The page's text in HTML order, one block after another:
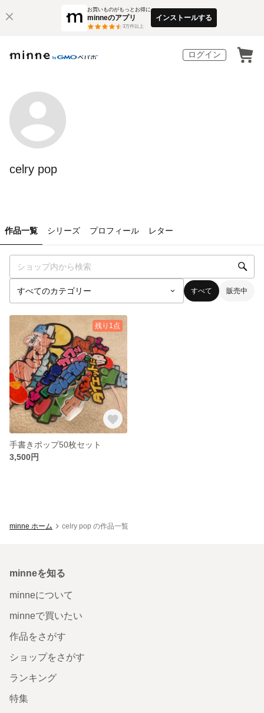
お買いものがもっとお得に
minneのアプリ
3万件以上
インストールする
ログイン
celry pop
作品一覧 シリーズ プロフィール レター
すべて 販売中
残り1点
手書きポップ50枚セット
3,500円
minne ホーム celry pop の作品一覧
minneを知る
minneについて
minneで買いたい
作品をさがす
ショップをさがす
ランキング
特集